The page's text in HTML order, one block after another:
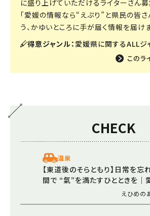
に盛り上げていただけるライターさん募
「愛媛の情報なら“えぷり”と県民の皆
う、かゆいところに手が届く情報を届けま
得意ジャンル： 愛媛県に関するALLジ
CHECK
温泉
【東道後のそらともり】日常を忘
間で “氣”を満たすひとときを｜
えひめの